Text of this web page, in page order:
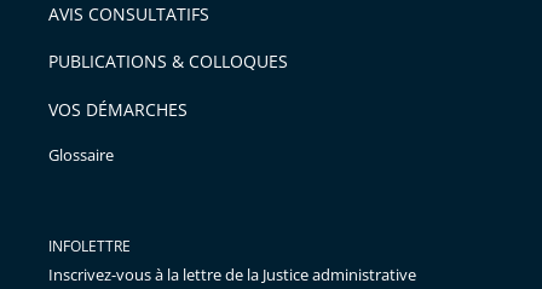
avant
AVIS CONSULTATIFS
PUBLICATIONS & COLLOQUES
VOS DÉMARCHES
Glossaire
INFOLETTRE
Inscrivez-vous à la lettre de la Justice administrative